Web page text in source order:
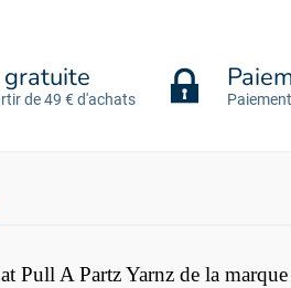
de 49 € d'achats
Pull A Partz Yarnz de la